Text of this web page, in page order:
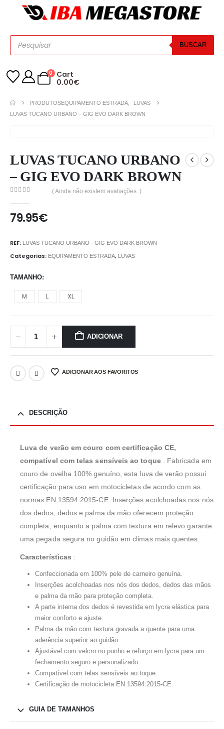
BUSCAR
0
Cart
0.00€
PRODUTOSEQUIPAMENTO ESTRADA
LUVAS
LUVAS TUCANO URBANO – GIG EVO DARK BROWN
LUVAS TUCANO URBANO
– GIG EVO DARK BROWN
( Ainda não existem avaliações. )
79.95€
REF: LUVAS TUCANO URBANO - GIG EVO DARK BROWN
Categorias: EQUIPAMENTO ESTRADA, LUVAS
TAMANHO
M L XL
ADICIONAR
ADICIONAR AOS FAVORITOS
DESCRIÇÃO
Luva de verão em couro com certificação CE,
compatível com telas sensíveis ao toque. Fabricada em
couro de ovelha 100% genuíno, esta luva de verão possui
certificação para uso em motocicletas de acordo com as
normas EN 13594:2015-CE. Inserções acolchoadas nos nós
dos dedos, dedos e palma da mão oferecem proteção
completa, enquanto a palma com textura em relevo garante
uma pegada segura no guidão em climas mais quentes.
Características :
Confeccionada em 100% pele de carneiro genuína.
Inserções acolchoadas nos nós dos dedos, dedos das mãos
e palma da mão para proteção completa.
A parte interna dos dedos é revestida em lycra elástica para
maior conforto e ajuste.
Palma da mão com textura gravada a quente para uma
aderência superior ao guidão.
Ajustável com velcro no punho e reforço em lycra para um
fechamento seguro e personalizado.
Compatível com telas sensíveis ao toque.
Certificação de motocicleta EN 13594:2015-CE.
GUIA DE TAMANHOS